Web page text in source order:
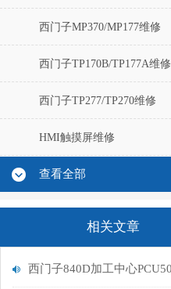
西门子MP370/MP177维修
西门子TP170B/TP177A维修
西门子TP277/TP270维修
HMI触摸屏维修
查看全部
相关文章